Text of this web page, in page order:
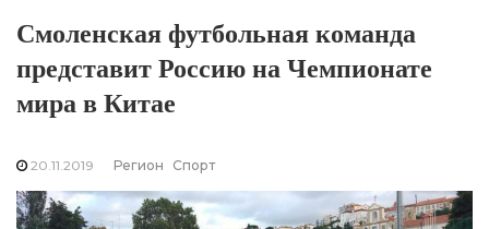
Смоленская футбольная команда
представит Россию на Чемпионате
мира в Китае
20.11.2019 Регион Спорт